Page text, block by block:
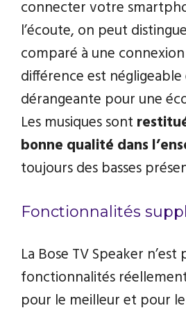
connecter votre
l’écoute, on peut
comparé à une
différence est
dérangeante pour une
Les musiques sont
bonne qualité dans
toujours des basses
Fonctionnalités
La Bose TV Speaker
fonctionnalités
pour le meilleur et pour